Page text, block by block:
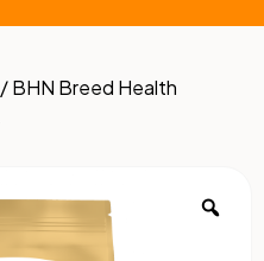
/ BHN Breed Health